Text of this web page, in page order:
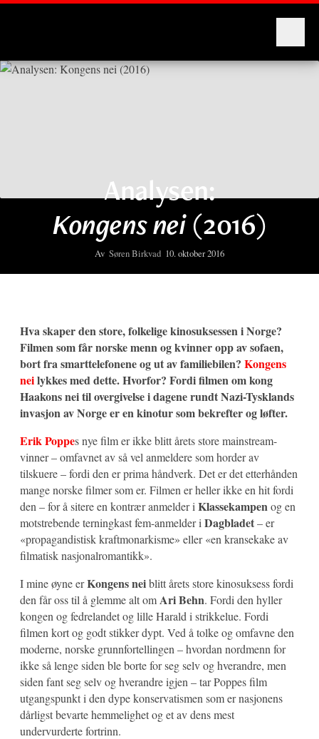
Analysen:
Kongens nei(2016)
Av Søren Birkvad 10. oktober 2016
Hva skaper den store, folkelige kinosuksessen i Norge?
Filmen som får norske menn og kvinner opp av sofaen,
bort fra smarttelefonene og ut av familiebilen? Kongens
neilykkes med dette. Hvorfor? Fordi filmen om kong
Haakons nei til overgivelse i dagene rundt Nazi-Tysklands
invasjon av Norge er en kinotur som bekrefter og løfter.
Erik Poppes nye film er ikke blitt årets store mainstream-
vinner – omfavnet av så vel anmeldere som horder av
tilskuere – fordi den er prima håndverk. Det er det etterhånden
mange norske filmer som er. Filmen er heller ikke en hit fordi
den – for å sitere en kontrær anmelder i Klassekampen og en
motstrebende terningkast fem-anmelder i Dagbladet– er
«propagandistisk kraftmonarkisme» eller «en kransekake av
filmatisk nasjonalromantikk».
I mine øyne erKongens neiblitt årets store kinosuksess fordi
den får oss til å glemme alt om Ari Behn. Fordi den hyller
kongen og fedrelandet og lille Harald i strikkelue. Fordi
filmen kort og godt stikker dypt. Ved å tolke og omfavne den
moderne, norske grunnfortellingen – hvordan nordmenn for
ikke så lenge siden ble borte for seg selv og hverandre, men
siden fant seg selv og hverandre igjen – tar Poppes film
utgangspunkt i den dype konservatismen som er nasjonens
dårligst bevarte hemmelighet og et av dens mest
undervurderte fortrinn.